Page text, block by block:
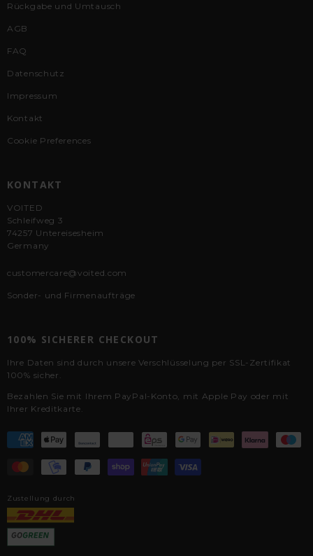
Rückgabe und Umtausch
AGB
FAQ
Datenschutz
Impressum
Kontakt
Cookie Preferences
KONTAKT
VOITED
Schleifweg 3
74257 Untereisesheim
Germany
customercare@voited.com
Sonder- und Firmenaufträge
100% SICHERER CHECKOUT
Ihre Daten sind durch unsere Verschlüsselung per SSL-Zertifikat
100% sicher.
Bezahlen Sie mit Ihrem PayPal-Konto, mit Apple Pay oder mit
Ihrer Kreditkarte.
Zustellung durch